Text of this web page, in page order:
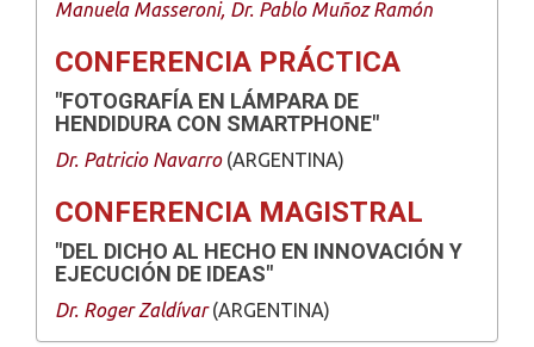
Manuela Masseroni, Dr. Pablo Muñoz Ramón
CONFERENCIA PRÁCTICA
"FOTOGRAFÍA EN LÁMPARA DE
HENDIDURA CON SMARTPHONE"
Dr. Patricio Navarro(ARGENTINA)
CONFERENCIA MAGISTRAL
"DEL DICHO AL HECHO EN INNOVACIÓN Y
EJECUCIÓN DE IDEAS"
Dr. Roger Zaldívar(ARGENTINA)